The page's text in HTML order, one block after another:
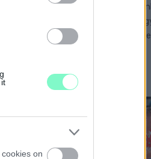
on
A „Zenélő piac” című
szeptember 7-én
a közönség a klasszikus